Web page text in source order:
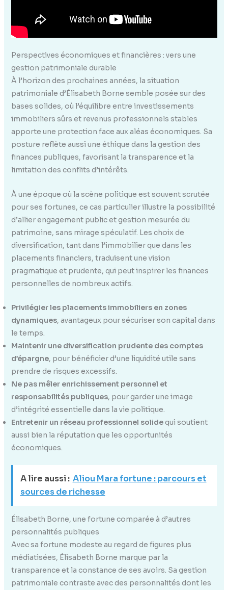
Perspectives économiques et financières : vers une
gestion patrimoniale durable
À l’horizon des prochaines années, la situation
patrimoniale d’Élisabeth Borne semble posée sur des
bases solides, où l’équilibre entre investissements
immobiliers sûrs et revenus professionnels stables
apporte une protection face aux aléas économiques. Sa
posture reflète aussi une éthique dans la gestion des
finances publiques, favorisant la transparence et la
limitation des conflits d’intérêts.
À une époque où la scène politique est souvent scrutée
pour ses fortunes, ce cas particulier illustre la possibilité
d’allier engagement public et gestion mesurée du
patrimoine, sans mirage spéculatif. Les choix de
diversification, tant dans l’immobilier que dans les
placements financiers, traduisent une vision
pragmatique et prudente, qui peut inspirer les finances
personnelles de nombreux actifs.
Privilégier les placements immobiliers en zones
dynamiques, avantageux pour sécuriser son capital dans
le temps.
Maintenir une diversification prudente des comptes
d’épargne, pour bénéficier d’une liquidité utile sans
prendre de risques excessifs.
Ne pas mêler enrichissement personnel et
responsabilités publiques, pour garder une image
d’intégrité essentielle dans la vie politique.
Entretenir un réseau professionnel solidequi soutient
aussi bien la réputation que les opportunités
économiques.
A lire aussi : Aliou Mara fortune : parcours et
sources de richesse
Élisabeth Borne, une fortune comparée à d’autres
personnalités publiques
Avec sa fortune modeste au regard de figures plus
médiatisées, Élisabeth Borne marque par la
transparence et la constance de ses avoirs. Sa gestion
patrimoniale contraste avec des personnalités dont les